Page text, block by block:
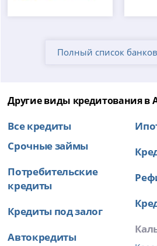
Полный список
Другие виды кредитования в
Все кредиты
Срочные займы
Потребительские
кредиты
Кредиты под залог
Автокредиты